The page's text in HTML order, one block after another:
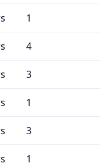
1
4
3
1
3
1